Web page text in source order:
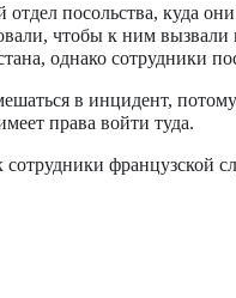
посольства, куда
чтобы к ним вызвали
однако сотрудники
в инцидент,
права войти туда.
французской